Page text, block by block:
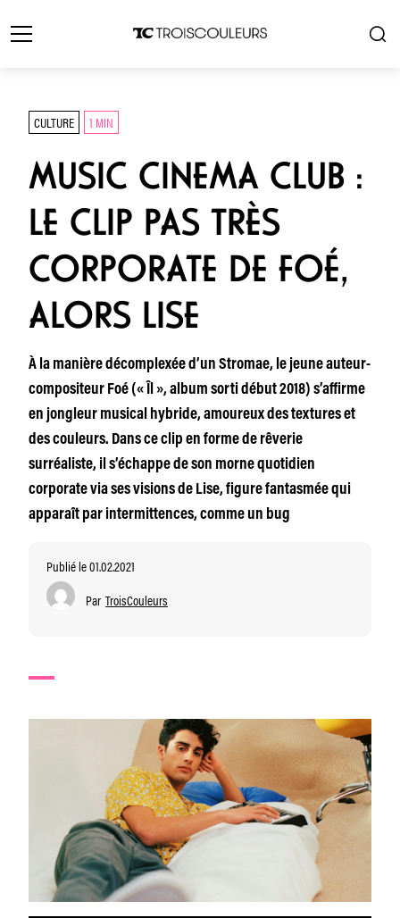
CULTURE 1 MIN
MUSIC CINEMA CLUB :
LE CLIP PAS TRÈS
CORPORATE DE FOÉ,
ALORS LISE
À la manière décomplexée d’un Stromae, le jeune auteur-
compositeur Foé (« Îl », album sorti début 2018) s’affirme
en jongleur musical hybride, amoureux des textures et
des couleurs. Dans ce clip en forme de rêverie
surréaliste, il s’échappe de son morne quotidien
corporate via ses visions de Lise, figure fantasmée qui
apparaît par intermittences, comme un bug
Publié le 01.02.2021
Par TroisCouleurs